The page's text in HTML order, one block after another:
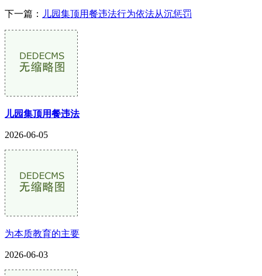
下一篇： 儿园集顶用餐违法行为依法从沉惩罚
儿园集顶用餐违法
2026-06-05
为本质教育的主要
2026-06-03